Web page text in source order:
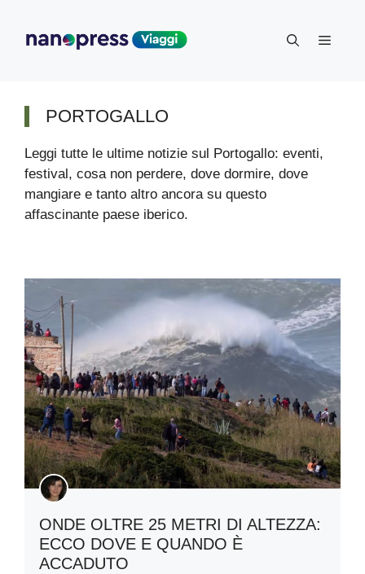
contenuto
Menu
PORTOGALLO
Leggi tutte le ultime notizie sul Portogallo: eventi,
festival, cosa non perdere, dove dormire, dove
mangiare e tanto altro ancora su questo
affascinante paese iberico.
ONDE OLTRE 25 METRI DI ALTEZZA:
ECCO DOVE E QUANDO È
ACCADUTO